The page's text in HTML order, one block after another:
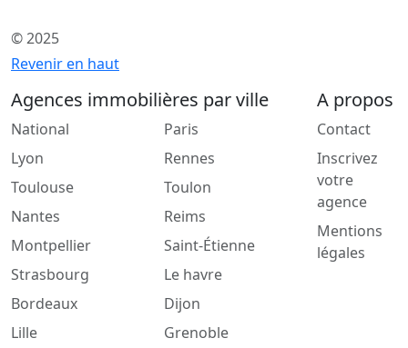
© 2025
Revenir en haut
Agences immobilières par ville
National
Lyon
Toulouse
Nantes
Montpellier
Strasbourg
Bordeaux
Lille
Paris
Rennes
Toulon
Reims
Saint-Étienne
Le havre
Dijon
Grenoble
A propos
Contact
Inscrivez
votre
agence
Mentions
légales